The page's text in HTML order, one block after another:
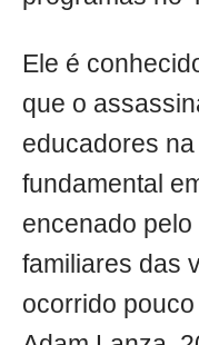
Ele é
que o
educadores
fundamental
encenado
familiares das
ocorrido